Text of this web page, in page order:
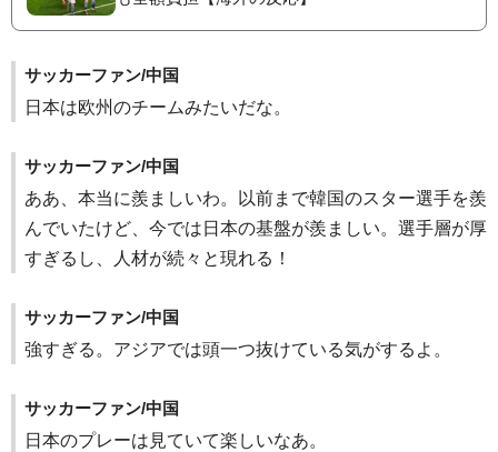
サッカーファン/中国
日本は欧州のチームみたいだな。
サッカーファン/中国
ああ、本当に羨ましいわ。以前まで韓国のスター選手を羨
んでいたけど、今では日本の基盤が羨ましい。選手層が厚
すぎるし、人材が続々と現れる！
サッカーファン/中国
強すぎる。アジアでは頭一つ抜けている気がするよ。
サッカーファン/中国
日本のプレーは見ていて楽しいなあ。